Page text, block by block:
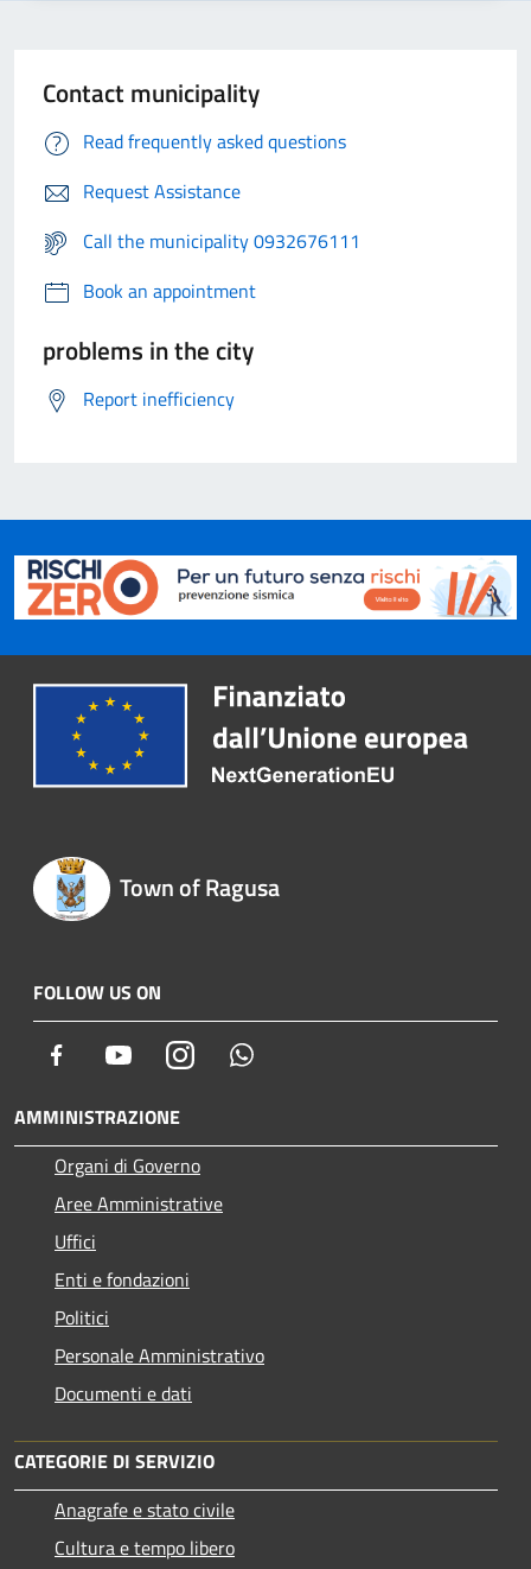
Contact municipality
Read frequently asked questions
Request Assistance
Call the municipality 0932676111
Book an appointment
problems in the city
Report inefficiency
Town of Ragusa
FOLLOW US ON
Facebook YoutubeInstagram
AMMINISTRAZIONE
Organi di Governo
Aree Amministrative
Uffici
Enti e fondazioni
Politici
Personale Amministrativo
Documenti e dati
CATEGORIE DI SERVIZIO
Anagrafe e stato civile
Cultura e tempo libero